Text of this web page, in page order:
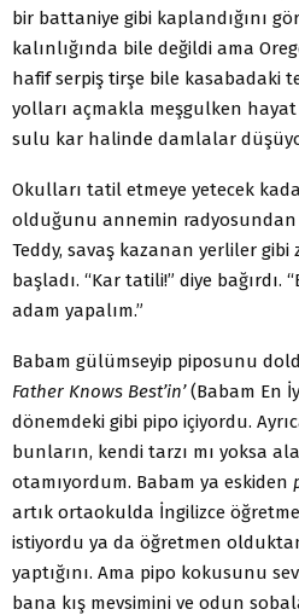
bir battaniye gibi kaplandığını
kalınlığında bile değildi ama
hafif serpiş tirşe bile kasabadaki
yolları açmakla meşgulken
sulu kar halinde damlalar
Okulları tatil etmeye yetecek
olduğunu annemin
Teddy, savaş kazanan yerliler gibi
başladı. “Kar tatili!” diye bağırdı.
adam yapalım.”
Babam gülümseyip piposunu
Father Knows Best’in’(Babam En
dönemdeki gibi pipo içiyordu.
bunların, kendi tarzı mı yoksa
otamıyordum. Babam ya eskiden
artık ortaokulda İngilizce
istiyordu ya da öğretmen
yaptığını. Ama pipo kokusunu
bana kış mevsimini ve odun